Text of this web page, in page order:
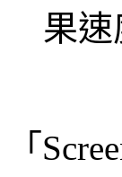
果
「